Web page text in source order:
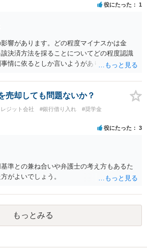
役にたった 1
響があります。どの程度マイナスかは金
決済方法を採ることについてどの程度認識
情に依るとしか言いようがありません。 と
えることをお勧めします。
売却しても問題ないか？
ジット会社 #銀行借り入れ
#奨学金
役にたった 3
準との兼ね合いや弁護士の考え方もあるた
がよいでしょう。
もっとみる